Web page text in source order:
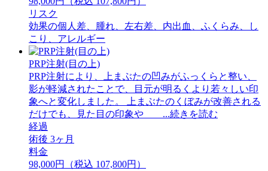
リスク
効果の個人差、腫れ、左右差、内出血、ふくらみ、し
こり、アレルギー
PRP注射(目の上)
PRP注射により、上まぶたの凹みがふっくらと整い、
影が軽減されたことで、目元が明るくより若々しい印
象へと変化しました。 上まぶたのくぼみが改善される
だけでも、見た目の印象や ...続きを読む
経過
術後 3ヶ月
料金
98,000円（税込 107,800円）